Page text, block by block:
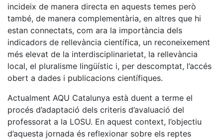
incideix de manera directa en aquests temes però
també, de manera complementària, en altres que hi
estan connectats, com ara la importància dels
indicadors de rellevància científica, un reconeixement
més elevat de la interdisciplinarietat, la rellevància
local, el pluralisme lingüístic i, per descomptat, l’accés
obert a dades i publicacions científiques.
Actualment AQU Catalunya està duent a terme el
procés d’adaptació dels criteris d’avaluació del
professorat a la LOSU. En aquest context, l’objectiu
d’aquesta jornada és reflexionar sobre els reptes